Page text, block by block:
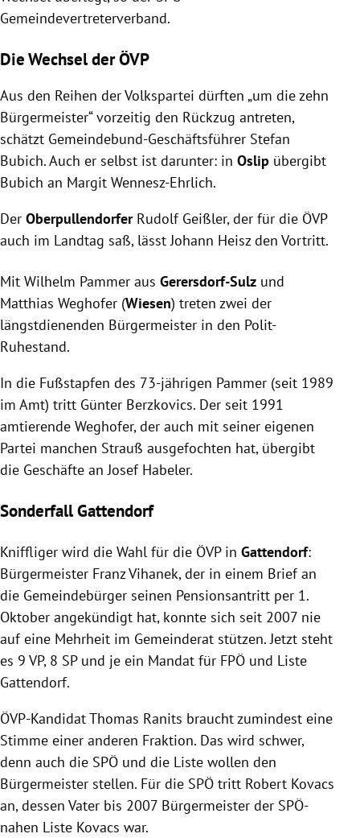
Gemeindevertreterverband.
Die Wechsel der ÖVP
Aus den Reihen der Volkspartei dürften „um die zehn
Bürgermeister“ vorzeitig den Rückzug antreten,
schätzt Gemeindebund-Geschäftsführer Stefan
Bubich. Auch er selbst ist darunter: in Oslip übergibt
Bubich an Margit Wennesz-Ehrlich.
Der Oberpullendorfer Rudolf Geißler, der für die ÖVP
auch im Landtag saß, lässt Johann Heisz den Vortritt.
Mit Wilhelm Pammer aus Gerersdorf-Sulz und
Matthias Weghofer (Wiesen) treten zwei der
längstdienenden Bürgermeister in den Polit-
Ruhestand.
In die Fußstapfen des 73-jährigen Pammer (seit 1989
im Amt) tritt Günter Berzkovics. Der seit 1991
amtierende Weghofer, der auch mit seiner eigenen
Partei manchen Strauß ausgefochten hat, übergibt
die Geschäfte an Josef Habeler.
Sonderfall Gattendorf
Kniffliger wird die Wahl für die ÖVP in Gattendorf:
Bürgermeister Franz Vihanek, der in einem Brief an
die Gemeindebürger seinen Pensionsantritt per 1.
Oktober angekündigt hat, konnte sich seit 2007 nie
auf eine Mehrheit im Gemeinderat stützen. Jetzt steht
es 9 VP, 8 SP und je ein Mandat für FPÖ und Liste
Gattendorf.
ÖVP-Kandidat Thomas Ranits braucht zumindest eine
Stimme einer anderen Fraktion. Das wird schwer,
denn auch die SPÖ und die Liste wollen den
Bürgermeister stellen. Für die SPÖ tritt Robert Kovacs
an, dessen Vater bis 2007 Bürgermeister der SPÖ-
nahen Liste Kovacs war.